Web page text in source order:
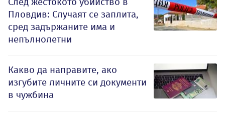
Пловдив: Случаят се заплита,
сред задържаните има и
непълнолетни
Какво да направите, ако
изгубите личните си документи
в чужбина